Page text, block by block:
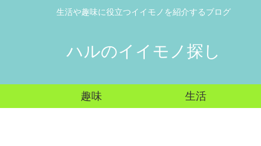
生活や趣味に役立つイイモノを紹介するブログ
ハルのイイモノ探し
趣味 生活